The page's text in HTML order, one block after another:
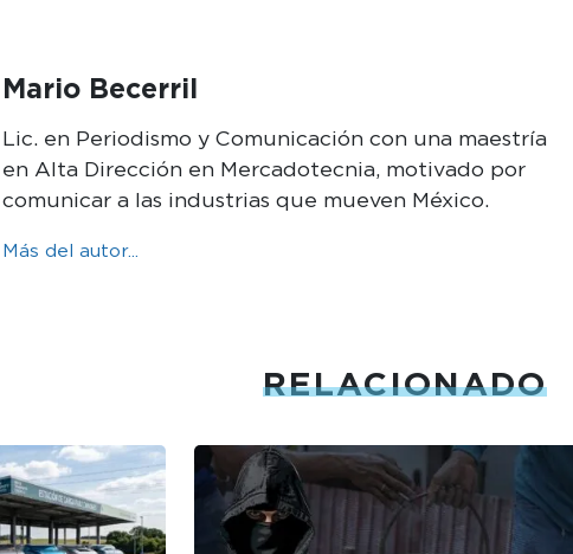
Mario Becerril
Lic. en Periodismo y Comunicación con una maestría
en Alta Dirección en Mercadotecnia, motivado por
comunicar a las industrias que mueven México.
Más del autor...
RELACIONADO